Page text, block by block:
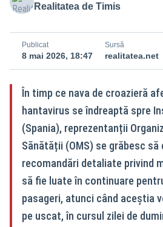
Realitatea de Timis
Publicat
8 mai 2026, 18:47
Sursă
realitatea.net
În timp ce nava de croazieră
hantavirus se îndreaptă spre
(Spania), reprezentanții
Sănătății (OMS) se grăbesc să
recomandări detaliate privind
să fie luate în continuare
pasageri, atunci când aceștia
pe uscat, în cursul zilei de